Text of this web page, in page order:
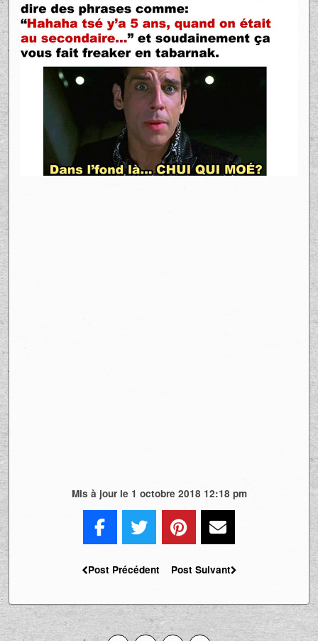
Mis à jour le 1 octobre 2018 12:18 pm
Post Précédent Post Suivant